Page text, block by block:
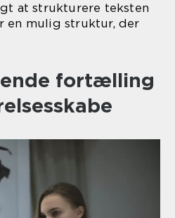
at strukturere teksten
en mulig struktur, der
fortælling